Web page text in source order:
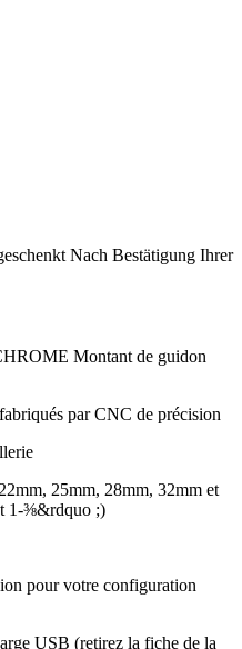
Nach Bestätigung Ihrer
Montant de guidon
par CNC de précision
25mm, 28mm, 32mm et
1-⅜&rdquo ;)
pour votre configuration
USB (retirez la fiche de la